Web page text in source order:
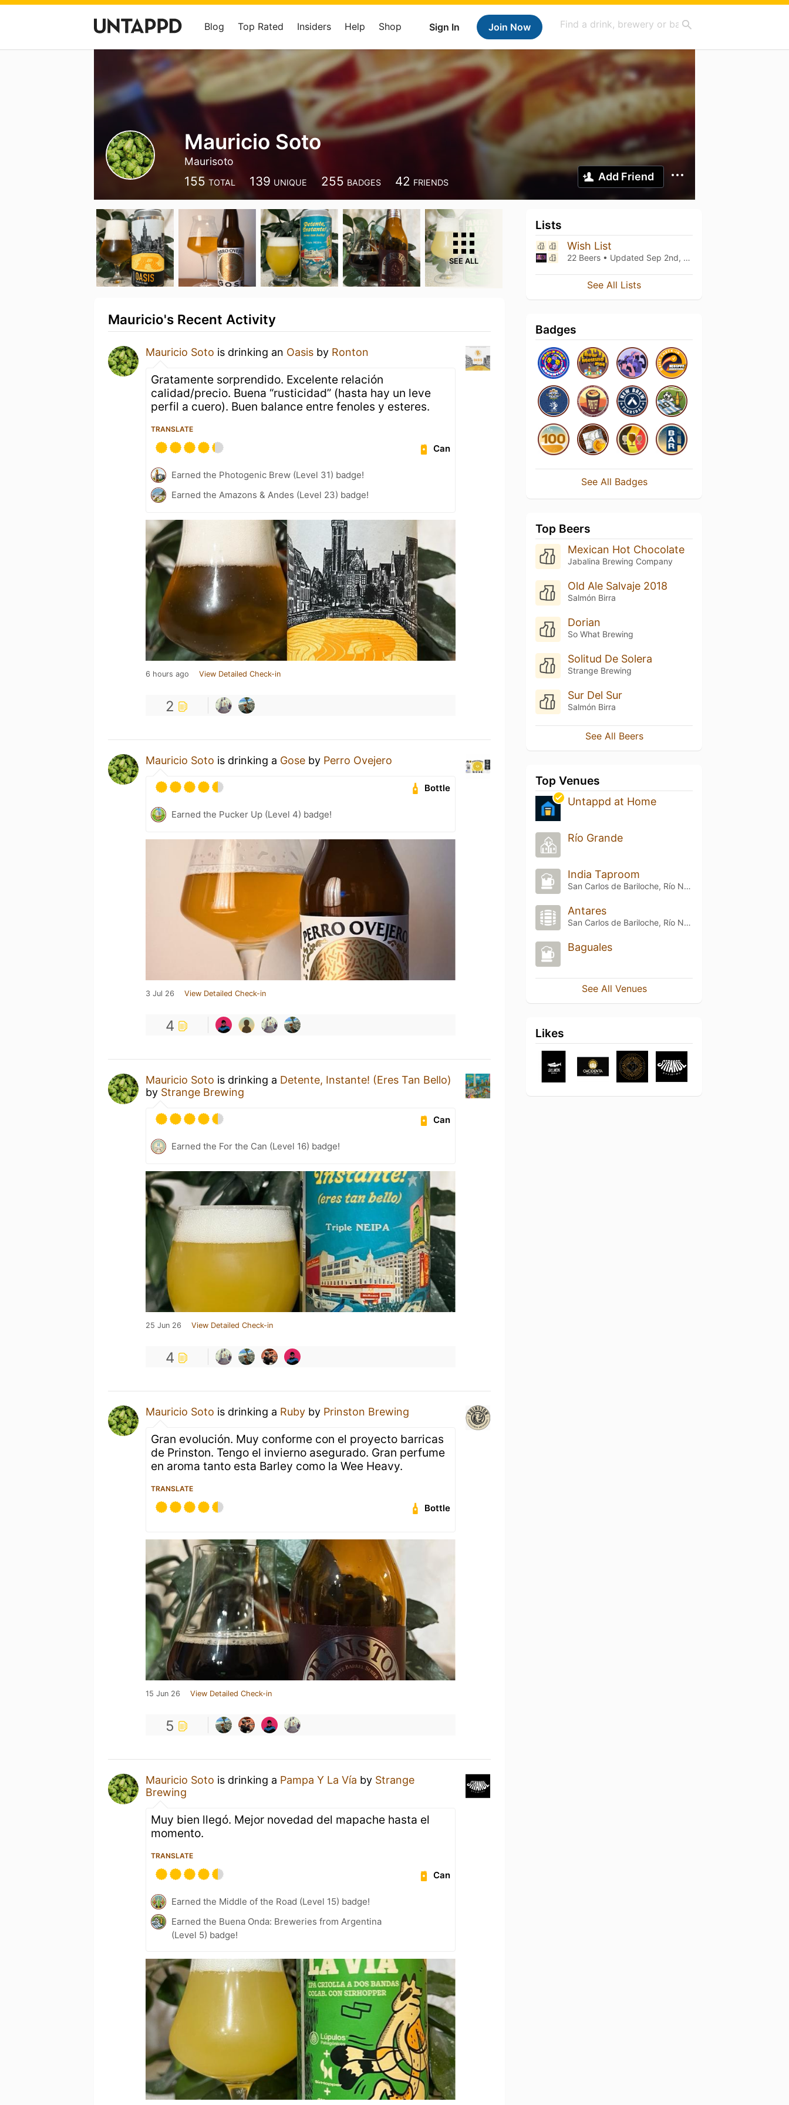
Sign In Join Now
Blog Top Rated Insiders Help Shop
Mauricio Soto
Maurisoto
155 TOTAL 139 UNIQUE 255 BADGES 42 FRIENDS Add Friend
SEE ALL
Mauricio's Recent Activity
Mauricio Soto is drinking an Oasis by Ronton
Gratamente sorprendido. Excelente relación
calidad/precio. Buena “rusticidad” (hasta hay un leve
perfil a cuero). Buen balance entre fenoles y esteres.
TRANSLATE
Can
Earned the Photogenic Brew (Level 31) badge!
Earned the Amazons & Andes (Level 23) badge!
6 hours ago View Detailed Check-in
2
Mauricio Soto is drinking a Gose by Perro Ovejero
Bottle
Earned the Pucker Up (Level 4) badge!
3 Jul 26 View Detailed Check-in
4
Mauricio Soto is drinking a Detente, Instante! (Eres Tan Bello)
by Strange Brewing
Can
Earned the For the Can (Level 16) badge!
25 Jun 26 View Detailed Check-in
4
Mauricio Soto is drinking a Ruby by Prinston Brewing
Gran evolución. Muy conforme con el proyecto barricas
de Prinston. Tengo el invierno asegurado. Gran perfume
en aroma tanto esta Barley como la Wee Heavy.
TRANSLATE
Bottle
15 Jun 26 View Detailed Check-in
5
Mauricio Soto is drinking a Pampa Y La Vía by Strange
Brewing
Muy bien llegó. Mejor novedad del mapache hasta el
momento.
TRANSLATE
Can
Earned the Middle of the Road (Level 15) badge!
Earned the Buena Onda: Breweries from Argentina
(Level 5) badge!
Lists
Wish List
22 Beers • Updated Sep 2nd, 2024
See All Lists
Badges
See All Badges
Top Beers
Mexican Hot Chocolate
Jabalina Brewing Company
Old Ale Salvaje 2018
Salmón Birra
Dorian
So What Brewing
Solitud De Solera
Strange Brewing
Sur Del Sur
Salmón Birra
See All Beers
Top Venues
Untappd at Home
Río Grande
India Taproom
San Carlos de Bariloche, Río Negro
Antares
San Carlos de Bariloche, Río Negro
Baguales
See All Venues
Likes